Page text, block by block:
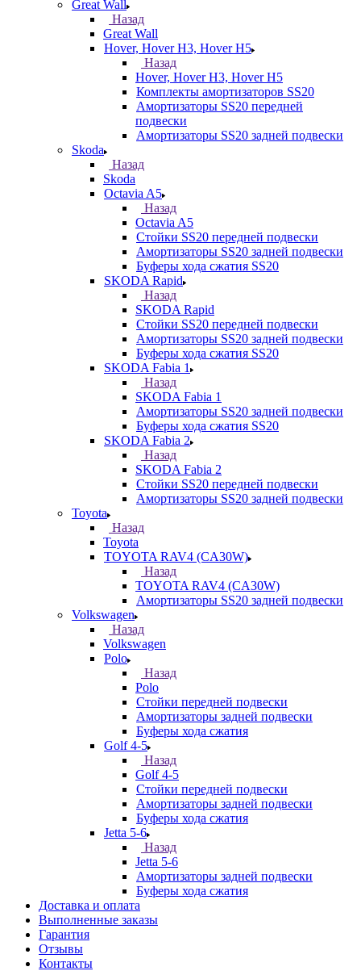
Great Wall
Назад
Great Wall
Hover, Hover H3, Hover H5
Назад
Hover, Hover H3, Hover H5
Комплекты амортизаторов SS20
Амортизаторы SS20 передней
подвески
Амортизаторы SS20 задней подвески
Skoda
Назад
Skoda
Octavia A5
Назад
Octavia A5
Стойки SS20 передней подвески
Амортизаторы SS20 задней подвески
Буферы хода сжатия SS20
SKODA Rapid
Назад
SKODA Rapid
Стойки SS20 передней подвески
Амортизаторы SS20 задней подвески
Буферы хода сжатия SS20
SKODA Fabia 1
Назад
SKODA Fabia 1
Амортизаторы SS20 задней подвески
Буферы хода сжатия SS20
SKODA Fabia 2
Назад
SKODA Fabia 2
Стойки SS20 передней подвески
Амортизаторы SS20 задней подвески
Toyota
Назад
Toyota
TOYOTA RAV4 (CA30W)
Назад
TOYOTA RAV4 (CA30W)
Амортизаторы SS20 задней подвески
Volkswagen
Назад
Volkswagen
Polo
Назад
Polo
Стойки передней подвески
Амортизаторы задней подвески
Буферы хода сжатия
Golf 4-5
Назад
Golf 4-5
Стойки передней подвески
Амортизаторы задней подвески
Буферы хода сжатия
Jetta 5-6
Назад
Jetta 5-6
Амортизаторы задней подвески
Буферы хода сжатия
Доставка и оплата
Выполненные заказы
Гарантия
Отзывы
Контакты